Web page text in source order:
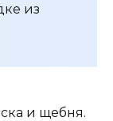
из
и щебня.